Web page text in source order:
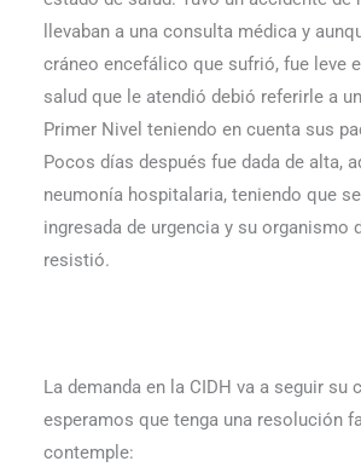
llevaban a una consulta médica y
cráneo encefálico que sufrió, fue leve
salud que le atendió debió referirle a
Primer Nivel teniendo en cuenta sus
Pocos días después fue dada de alta,
neumonía hospita­laria, teniendo que
ingresada de urgencia y su organismo
resistió.
La demanda en la CIDH va a seguir su
esperamos que tenga una resolución
contemple: